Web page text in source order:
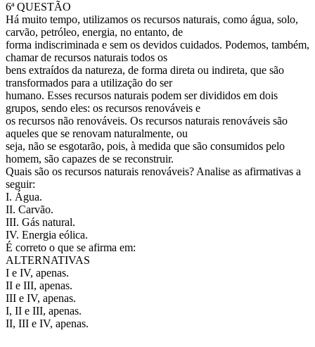
6ª QUESTÃO
Há muito tempo, utilizamos os recursos naturais, como água, solo,
carvão, petróleo, energia, no entanto, de
forma indiscriminada e sem os devidos cuidados. Podemos, também,
chamar de recursos naturais todos os
bens extraídos da natureza, de forma direta ou indireta, que são
transformados para a utilização do ser
humano. Esses recursos naturais podem ser divididos em dois
grupos, sendo eles: os recursos renováveis e
os recursos não renováveis. Os recursos naturais renováveis são
aqueles que se renovam naturalmente, ou
seja, não se esgotarão, pois, à medida que são consumidos pelo
homem, são capazes de se reconstruir.
Quais são os recursos naturais renováveis? Analise as afirmativas a
seguir:
I. Água.
II. Carvão.
III. Gás natural.
IV. Energia eólica.
É correto o que se afirma em:
ALTERNATIVAS
I e IV, apenas.
II e III, apenas.
III e IV, apenas.
I, II e III, apenas.
II, III e IV, apenas.